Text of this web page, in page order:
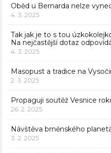
Oběd u Bernarda nelze
4. 3. 2025
Tak jak je to s tou
Na nejčastější dotaz
4. 3. 2025
Masopust a tradice na
2. 3. 2025
Propaguji soutěž Vesnice
26. 2. 2025
Návštěva brněnského
3. 2. 2025